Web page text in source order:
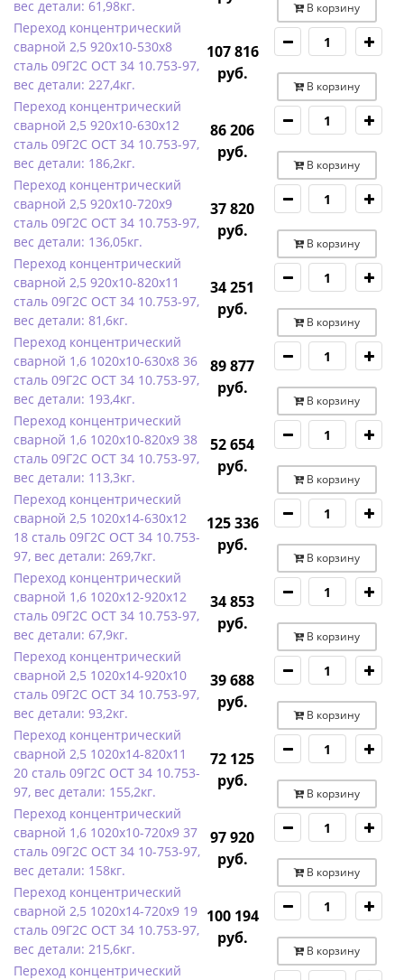
вес детали: 61,98кг. В корзину
Переход концентрический
сварной 2,5 920х10-530х8
сталь 09Г2С ОСТ 34 10.753-97,
вес детали: 227,4кг.
107 816
руб.
В корзину
Переход концентрический
сварной 2,5 920х10-630х12
сталь 09Г2С ОСТ 34 10.753-97,
вес детали: 186,2кг.
86 206
руб.
В корзину
Переход концентрический
сварной 2,5 920х10-720х9
сталь 09Г2С ОСТ 34 10.753-97,
вес детали: 136,05кг.
37 820
руб.
В корзину
Переход концентрический
сварной 2,5 920х10-820х11
сталь 09Г2С ОСТ 34 10.753-97,
вес детали: 81,6кг.
34 251
руб.
В корзину
Переход концентрический
сварной 1,6 1020х10-630х8 36
сталь 09Г2С ОСТ 34 10.753-97,
вес детали: 193,4кг.
89 877
руб.
В корзину
Переход концентрический
сварной 1,6 1020х10-820х9 38
сталь 09Г2С ОСТ 34 10.753-97,
вес детали: 113,3кг.
52 654
руб.
В корзину
Переход концентрический
сварной 2,5 1020х14-630х12
18 сталь 09Г2С ОСТ 34 10.753-
97, вес детали: 269,7кг.
125 336
руб.
В корзину
Переход концентрический
сварной 1,6 1020х12-920х12
сталь 09Г2С ОСТ 34 10.753-97,
вес детали: 67,9кг.
34 853
руб.
В корзину
Переход концентрический
сварной 2,5 1020х14-920х10
сталь 09Г2С ОСТ 34 10.753-97,
вес детали: 93,2кг.
39 688
руб.
В корзину
Переход концентрический
сварной 2,5 1020х14-820х11
20 сталь 09Г2С ОСТ 34 10.753-
97, вес детали: 155,2кг.
72 125
руб.
В корзину
Переход концентрический
сварной 1,6 1020х10-720х9 37
сталь 09Г2С ОСТ 34 10-753-97,
вес детали: 158кг.
97 920
руб.
В корзину
Переход концентрический
сварной 2,5 1020х14-720х9 19
сталь 09Г2С ОСТ 34 10.753-97,
вес детали: 215,6кг.
100 194
руб.
В корзину
Переход концентрический